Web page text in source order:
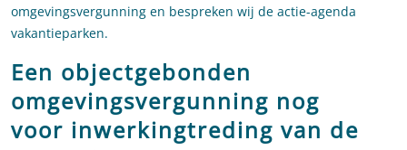
omgevingsvergunning en bespreken wij de actie-agenda
vakantieparken.
Een objectgebonden
omgevingsvergunning nog
voor inwerkingtreding van de